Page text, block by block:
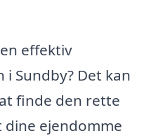
effektiv
Sundby? Det kan
finde den rette
ejendomme